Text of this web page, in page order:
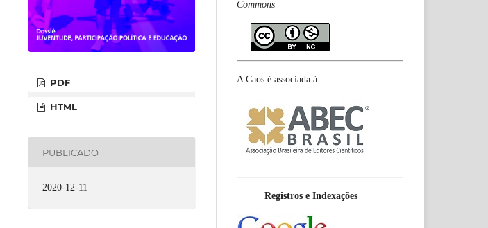
PDF
HTML
PUBLICADO
2020-12-11
Commons
A Caos é associada à
Registros e Indexações